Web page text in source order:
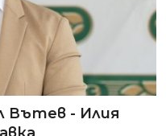
Вътев - Илия